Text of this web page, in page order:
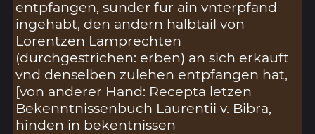
entpfangen, sunder fur ain vnterpfand
ingehabt, den andern halbtail von
Lorentzen Lamprechten
(durchgestrichen: erben) an sich erkauft
vnd denselben zulehen entpfangen hat,
[von anderer Hand: Recepta letzen
Bekenntnissenbuch Laurentii v. Bibra,
hinden in bekentnissen